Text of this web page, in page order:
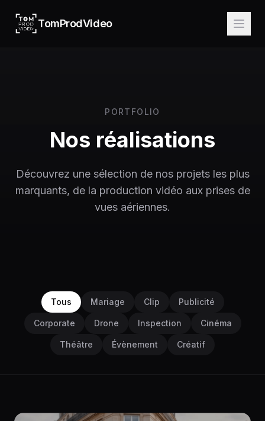
TomProdVideo
PORTFOLIO
Nos réalisations
Découvrez une sélection de nos projets les plus
marquants, de la production vidéo aux prises de
vues aériennes.
Tous Mariage Clip Publicité
Corporate Drone Inspection Cinéma
Théâtre Évènement Créatif